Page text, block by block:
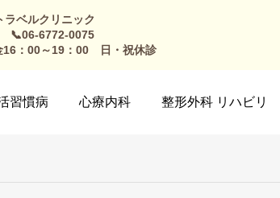
ベルクリニック
📞06-6772-0075
16：00～19：00 日・祝休診
習慣病 心療内科 整形外科 リハビリ